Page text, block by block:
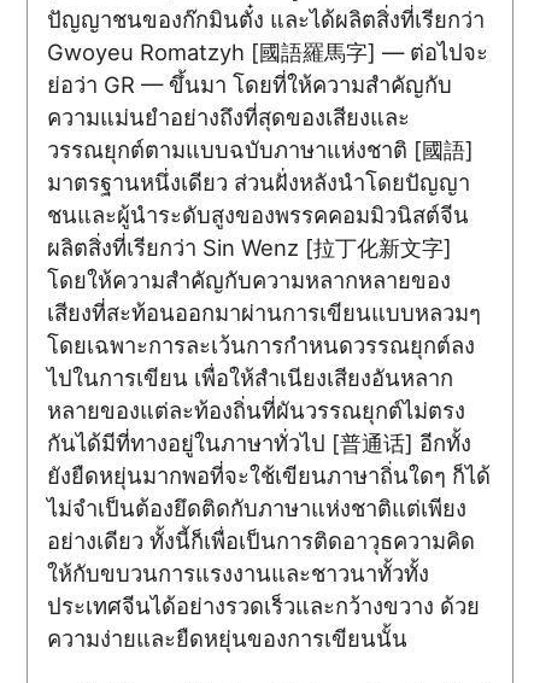
ปัญญาชนของก๊กมินตั๋ง และได้ผลิตสิ่งที่เรียกว่า
Gwoyeu Romatzyh [國語羅馬字] — ต่อไปจะ
ย่อว่า GR — ขึ้นมา โดยที่ให้ความสำคัญกับ
ความแม่นยำอย่างถึงที่สุดของเสียงและ
วรรณยุกต์ตามแบบฉบับภาษาแห่งชาติ [國語]
มาตรฐานหนึ่งเดียว ส่วนฝั่งหลังนำโดยปัญญา
ชนและผู้นำระดับสูงของพรรคคอมมิวนิสต์จีน
ผลิตสิ่งที่เรียกว่า Sin Wenz [拉丁化新文字]
โดยให้ความสำคัญกับความหลากหลายของ
เสียงที่สะท้อนออกมาผ่านการเขียนแบบหลวมๆ
โดยเฉพาะการละเว้นการกำหนดวรรณยุกต์ลง
ไปในการเขียน เพื่อให้สำเนียงเสียงอันหลาก
หลายของแต่ละท้องถิ่นที่ผันวรรณยุกต์ไม่ตรง
กันได้มีที่ทางอยู่ในภาษาทั่วไป [普通话] อีกทั้ง
ยังยืดหยุ่นมากพอที่จะใช้เขียนภาษาถิ่นใดๆ ก็ได้
ไม่จำเป็นต้องยึดติดกับภาษาแห่งชาติแต่เพียง
อย่างเดียว ทั้งนี้ก็เพื่อเป็นการติดอาวุธความคิด
ให้กับขบวนการแรงงานและชาวนาทั้วทั้ง
ประเทศจีนได้อย่างรวดเร็วและกว้างขวาง ด้วย
ความง่ายและยืดหยุ่นของการเขียนนั้น